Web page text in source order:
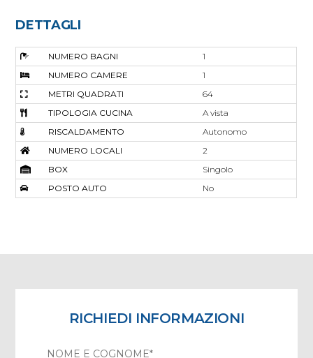
DETTAGLI
NUMERO BAGNI
1
NUMERO CAMERE
1
METRI QUADRATI
64
TIPOLOGIA CUCINA
A vista
RISCALDAMENTO
Autonomo
NUMERO LOCALI
2
BOX
Singolo
POSTO AUTO
No
RICHIEDI INFORMAZIONI